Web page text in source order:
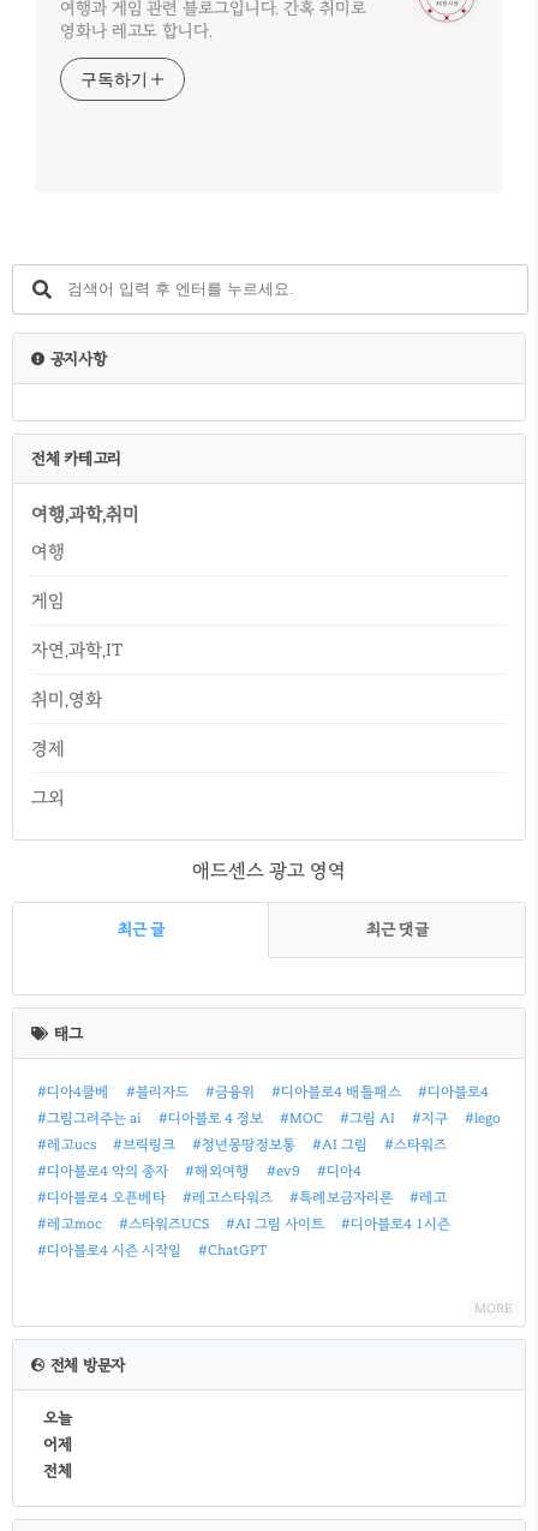
여행과 게임 관련 블로그입니다. 간혹 취미로
영화나 레고도 합니다.
구독하기
공지사항
전체 카테고리
여행,과학,취미
여행
게임
자연,과학,IT
취미,영화
경제
그외
애드센스 광고 영역
최근 글 최근 댓글
최
근
글
태그
#디아4클베 #블리자드 #금융위 #디아블로4 배틀패스
#디아블로4
#그림그려주는 ai
#디아블로 4 정보 #MOC #그림 AI #지구
#lego
#레고ucs
#브릭링크 #청년몽땅정보통 #AI 그림
#스타워즈
#디아블로4 악의 종자
#해외여행 #ev9
#디아4
#디아블로4 오픈베타
#레고스타워즈 #특례보금자리론
#레고
#레고moc
#스타워즈UCS #AI 그림 사이트
#디아블로4 1시즌
#디아블로4 시즌 시작일
#ChatGPT
MORE
전체 방문자
오늘
어제
전체